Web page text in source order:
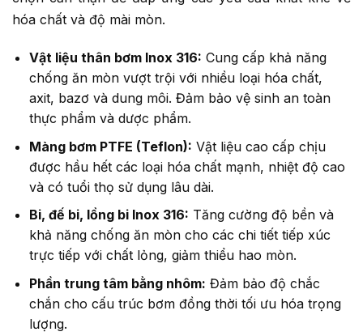
hóa chất và độ mài mòn.
Vật liệu thân bơm Inox 316: Cung cấp khả năng
chống ăn mòn vượt trội với nhiều loại hóa chất,
axit, bazơ và dung môi. Đảm bảo vệ sinh an toàn
thực phẩm và dược phẩm.
Màng bơm PTFE (Teflon): Vật liệu cao cấp chịu
được hầu hết các loại hóa chất mạnh, nhiệt độ cao
và có tuổi thọ sử dụng lâu dài.
Bi, đế bi, lồng bi Inox 316: Tăng cường độ bền và
khả năng chống ăn mòn cho các chi tiết tiếp xúc
trực tiếp với chất lỏng, giảm thiểu hao mòn.
Phần trung tâm bằng nhôm: Đảm bảo độ chắc
chắn cho cấu trúc bơm đồng thời tối ưu hóa trọng
lượng.